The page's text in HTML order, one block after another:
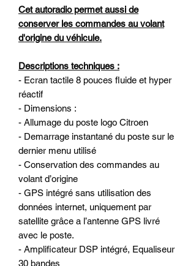
Cet autoradio permet aussi de
conserver les commandes au volant
d'origine du véhicule.
Descriptions techniques :
- Ecran tactile 8 pouces fluide et hyper
réactif
- Dimensions :
- Allumage du poste logo Citroen
- Demarrage instantané du poste sur le
dernier menu utilisé
- Conservation des commandes au
volant d’origine
- GPS intégré sans utilisation des
données internet, uniquement par
satellite grâce a l’antenne GPS livré
avec le poste.
- Amplificateur DSP intégré, Equaliseur
30 bandes